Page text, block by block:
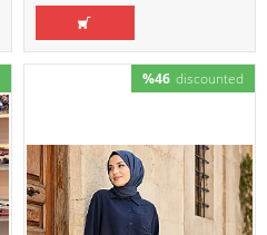
%46 discounted